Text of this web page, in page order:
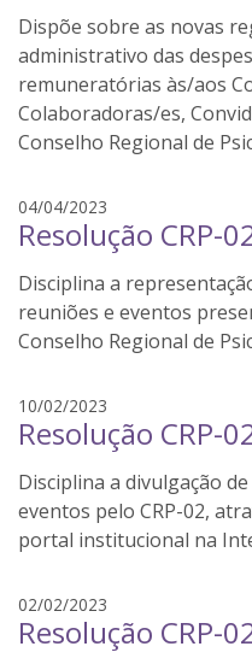
s
b
a
r
b
Dispõe sobre as novas
administrativo das
remuneratórias às/aos
Colaboradoras/es,
Conselho Regional de
04/04/2023
u
s
b
a
s
Resolução CRP-
Disciplina a
reuniões e eventos
Conselho Regional de
10/02/2023
u
s
b
a
s
Resolução CRP-
Disciplina a divulgação
eventos pelo CRP-02,
portal institucional na
02/02/2023
u
Resolução CRP-